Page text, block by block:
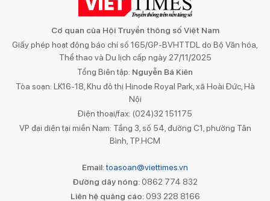
Cơ quan của Hội Truyền thông số Việt Nam
Giấy phép hoạt động báo chí số 165/GP-BVHTTDL do Bộ Văn hóa,
Thể thao và Du lịch cấp ngày 27/11/2025
Tổng Biên tập: Nguyễn Bá Kiên
Tòa soạn: LK16-18, Khu đô thị Hinode Royal Park, xã Hoài Đức, Hà
Nội
Điện thoại/fax: (024)32 151175
VP đại diện tại miền Nam: Tầng 3, số 54, đường C1, phường Tân
Bình, TP.HCM
Email:toasoan@viettimes.vn
Đường dây nóng: 0862 774 832
Liên hệ quảng cáo:093 228 8166